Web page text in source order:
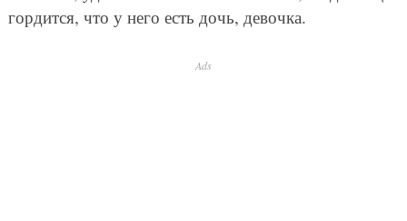
гордится, что у него есть дочь, девочка.
Ads